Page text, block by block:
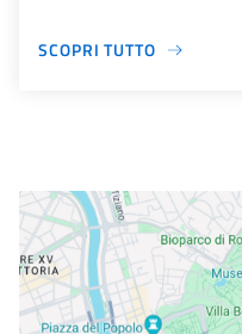
SCOPRI TUTTO